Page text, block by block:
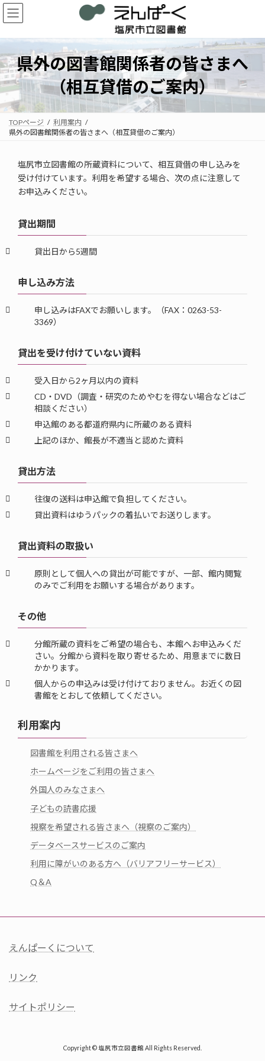
コ
ン
ン
ツ
へ
ス
キ
ッ
プ
ナ
ビ
ー
シ
ョ
ン
に
移
動
県外の図書館関係者の皆さまへ
（相互貸借のご案内）
TOPページ
利用案内
県外の図書館関係者の皆さまへ（相互貸借のご案内）
塩尻市立図書館の所蔵資料について、相互貸借の申し込みを
受け付けています。利用を希望する場合、次の点に注意して
お申込みください。
貸出期間
貸出日から5週間
申し込み方法
申し込みはFAXでお願いします。（FAX：0263-53-
3369）
貸出を受け付けていない資料
受入日から2ヶ月以内の資料
CD・DVD（調査・研究のためやむを得ない場合などはご
相談ください）
申込館のある都道府県内に所蔵のある資料
上記のほか、館長が不適当と認めた資料
貸出方法
往復の送料は申込館で負担してください。
貸出資料はゆうパックの着払いでお送りします。
貸出資料の取扱い
原則として個人への貸出が可能ですが、一部、館内閲覧
のみでご利用をお願いする場合があります。
その他
分館所蔵の資料をご希望の場合も、本館へお申込みくだ
さい。分館から資料を取り寄せるため、用意までに数日
かかります。
個人からの申込みは受け付けておりません。お近くの図
書館をとおして依頼してください。
利用案内
図書館を利用される皆さまへ
ホームページをご利用の皆さまへ
外国人のみなさまへ
子どもの読書応援
視察を希望される皆さまへ（視察のご案内）
データベースサービスのご案内
利用に障がいのある方へ（バリアフリーサービス）
Q＆A
えんぱーくについて
リンク
サイトポリシー
Copyright © 塩尻市立図書館 All Rights Reserved.